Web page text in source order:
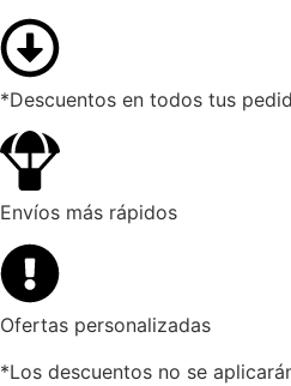
*Descuentos en todos tus
Envíos más rápidos
Ofertas personalizadas
*Los descuentos no se